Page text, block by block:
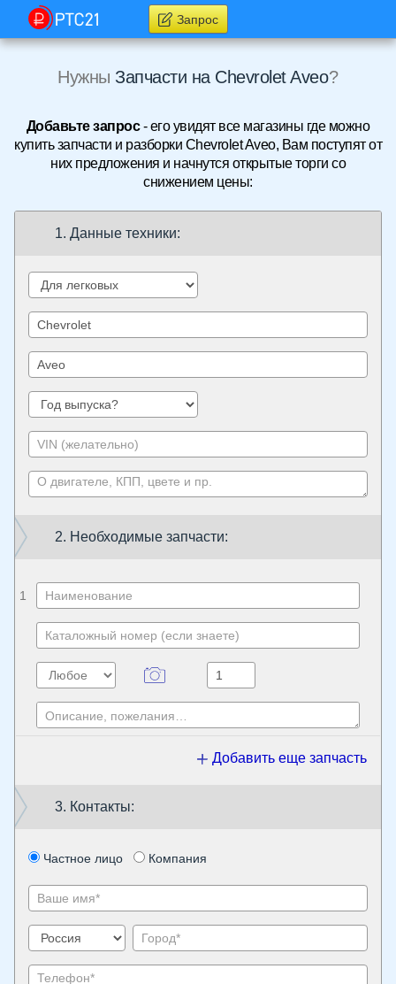
Запрос
Нужны Запчасти на Chevrolet Aveo?
Добавьте запрос- его увидят все магазины где можно
купить запчасти и разборки Chevrolet Aveo, Вам поступят от
них предложения и начнутся открытые торги со
снижением цены:
1. Данные техники:
2. Необходимые запчасти:
1
Добавить еще запчасть
3. Контакты:
Частное лицо Компания